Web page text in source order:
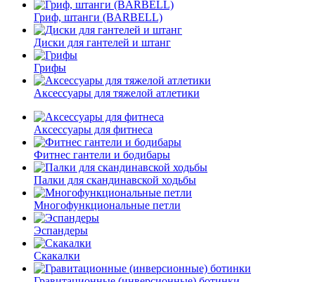
Гриф, штанги (BARBELL)
Диски для гантелей и штанг
Грифы
Аксессуары для тяжелой атлетики
Аксессуары для фитнеса
Фитнес гантели и бодибары
Палки для скандинавской ходьбы
Многофункциональные петли
Эспандеры
Скакалки